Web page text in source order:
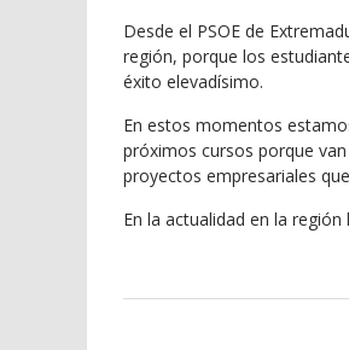
Desde el PSOE de
región, porque los
éxito elevadísimo.
En estos momentos
próximos cursos porque
proyectos empresariales
En la actualidad en la